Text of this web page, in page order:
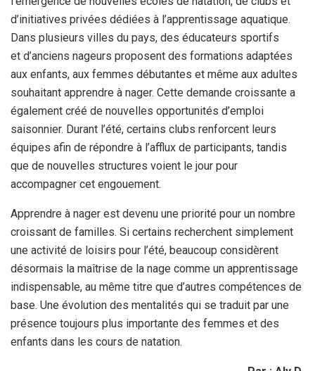
d’initiatives privées dédiées à l’apprentissage aquatique.
Dans plusieurs villes du pays, des éducateurs sportifs
et d’anciens nageurs proposent des formations adaptées
aux enfants, aux femmes débutantes et même aux adultes
souhaitant apprendre à nager. Cette demande croissante a
également créé de nouvelles opportunités d’emploi
saisonnier. Durant l’été, certains clubs renforcent leurs
équipes afin de répondre à l’afflux de participants, tandis
que de nouvelles structures voient le jour pour
accompagner cet engouement.
Apprendre à nager est devenu une priorité pour un nombre
croissant de familles. Si certains recherchent simplement
une activité de loisirs pour l’été, beaucoup considèrent
désormais la maîtrise de la nage comme un apprentissage
indispensable, au même titre que d’autres compétences de
base. Une évolution des mentalités qui se traduit par une
présence toujours plus importante des femmes et des
enfants dans les cours de natation.